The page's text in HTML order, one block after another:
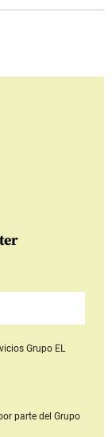
Grupo EL
parte del Grupo